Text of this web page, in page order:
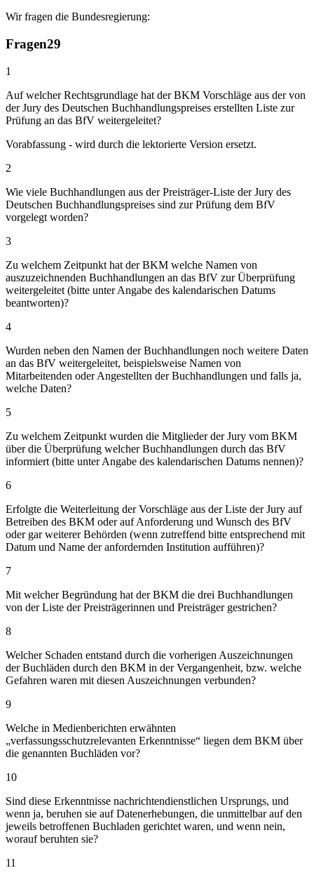
Wir fragen die Bundesregierung:
Fragen29
1
Auf welcher Rechtsgrundlage hat der BKM Vorschläge aus der von
der Jury des Deutschen Buchhandlungspreises erstellten Liste zur
Prüfung an das BfV weitergeleitet?
Vorabfassung - wird durch die lektorierte Version ersetzt.
2
Wie viele Buchhandlungen aus der Preisträger-Liste der Jury des
Deutschen Buchhandlungspreises sind zur Prüfung dem BfV
vorgelegt worden?
3
Zu welchem Zeitpunkt hat der BKM welche Namen von
auszuzeichnenden Buchhandlungen an das BfV zur Überprüfung
weitergeleitet (bitte unter Angabe des kalendarischen Datums
beantworten)?
4
Wurden neben den Namen der Buchhandlungen noch weitere Daten
an das BfV weitergeleitet, beispielsweise Namen von
Mitarbeitenden oder Angestellten der Buchhandlungen und falls ja,
welche Daten?
5
Zu welchem Zeitpunkt wurden die Mitglieder der Jury vom BKM
über die Überprüfung welcher Buchhandlungen durch das BfV
informiert (bitte unter Angabe des kalendarischen Datums nennen)?
6
Erfolgte die Weiterleitung der Vorschläge aus der Liste der Jury auf
Betreiben des BKM oder auf Anforderung und Wunsch des BfV
oder gar weiterer Behörden (wenn zutreffend bitte entsprechend mit
Datum und Name der anfordernden Institution aufführen)?
7
Mit welcher Begründung hat der BKM die drei Buchhandlungen
von der Liste der Preisträgerinnen und Preisträger gestrichen?
8
Welcher Schaden entstand durch die vorherigen Auszeichnungen
der Buchläden durch den BKM in der Vergangenheit, bzw. welche
Gefahren waren mit diesen Auszeichnungen verbunden?
9
Welche in Medienberichten erwähnten
„verfassungsschutzrelevanten Erkenntnisse“ liegen dem BKM über
die genannten Buchläden vor?
10
Sind diese Erkenntnisse nachrichtendienstlichen Ursprungs, und
wenn ja, beruhen sie auf Datenerhebungen, die unmittelbar auf den
jeweils betroffenen Buchladen gerichtet waren, und wenn nein,
worauf beruhten sie?
11